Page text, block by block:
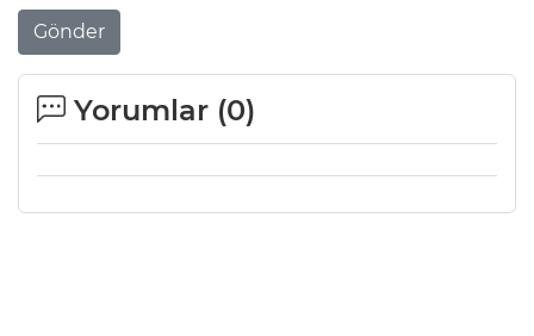
Gönder
Yorumlar (0)